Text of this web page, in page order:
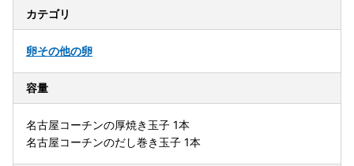
カテゴリ
卵その他の卵
容量
名古屋コーチンの厚焼き玉子 1本
名古屋コーチンのだし巻き玉子 1本